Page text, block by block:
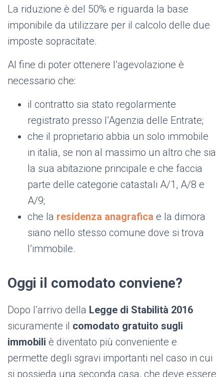
La riduzione è del 50% e riguarda la base
imponibile da utilizzare per il calcolo delle due
imposte sopracitate.
Al fine di poter ottenere l’agevolazione è
necessario che:
il contratto sia stato regolarmente
registrato presso l’Agenzia delle Entrate;
che il proprietario abbia un solo immobile
in italia, se non al massimo un altro che sia
la sua abitazione principale e che faccia
parte delle categorie catastali A/1, A/8 e
A/9;
che la residenza anagrafica e la dimora
siano nello stesso comune dove si trova
l’immobile.
Oggi il comodato conviene?
Dopo l’arrivo della Legge di Stabilità 2016
sicuramente il comodato gratuito sugli
immobili è diventato più conveniente e
permette degli sgravi importanti nel caso in cui
si possieda una seconda casa, che deve essere